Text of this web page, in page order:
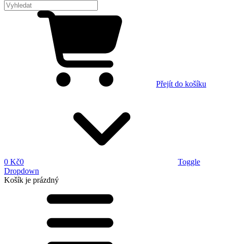
Přejít do košíku
0 Kč0
Toggle
Dropdown
Košík je prázdný